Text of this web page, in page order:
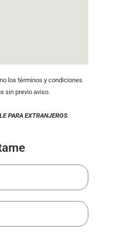
los términos y condiciones
sin previo aviso.
PARA EXTRANJEROS